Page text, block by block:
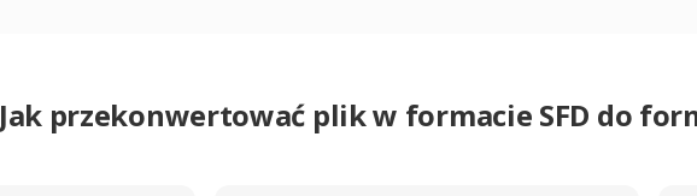
Jak przekonwertować plik w formacie SFD do